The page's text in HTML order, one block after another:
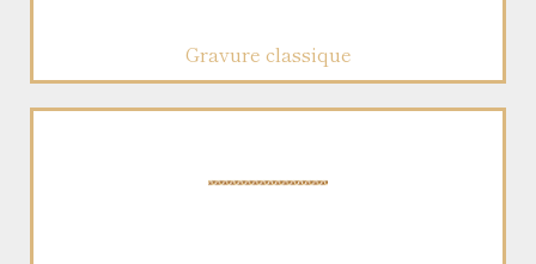
Gravure classique